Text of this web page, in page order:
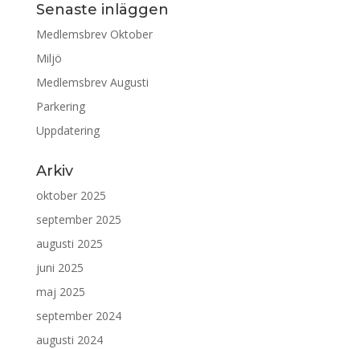
Senaste inläggen
Medlemsbrev Oktober
Miljö
Medlemsbrev Augusti
Parkering
Uppdatering
Arkiv
oktober 2025
september 2025
augusti 2025
juni 2025
maj 2025
september 2024
augusti 2024